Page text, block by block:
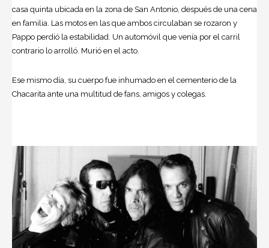
casa quinta ubicada en la zona de San Antonio, después de una cena
en familia. Las motos en las que ambos circulaban se rozaron y
Pappo perdió la estabilidad. Un automóvil que venía por el carril
contrario lo arrolló. Murió en el acto.
Ese mismo día, su cuerpo fue inhumado en el cementerio de la
Chacarita ante una multitud de fans, amigos y colegas.